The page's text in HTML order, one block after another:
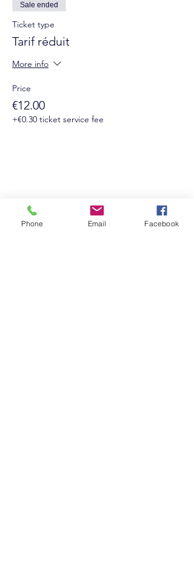
Sale ended
Ticket type
Tarif réduit
More info
Price
€12.00
+€0.30 ticket service fee
Suivez-nous sur les réseaux sociaux :
Phone Email Facebook